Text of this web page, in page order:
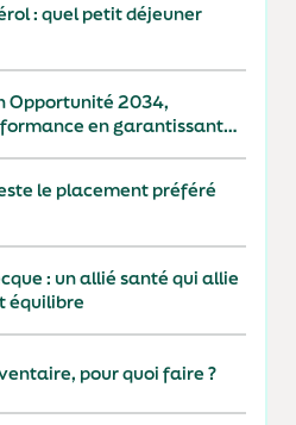
: quel petit déjeuner
Opportunité 2034,
en garantissant
le placement préféré
: un allié santé qui allie
équilibre
pour quoi faire ?